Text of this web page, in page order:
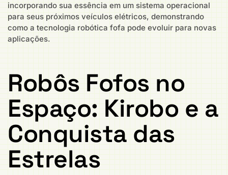
incorporando sua essência em um sistema operacional
para seus próximos veículos elétricos, demonstrando
como a tecnologia robótica fofa pode evoluir para novas
aplicações.
Robôs Fofos no
Espaço: Kirobo e a
Conquista das
Estrelas